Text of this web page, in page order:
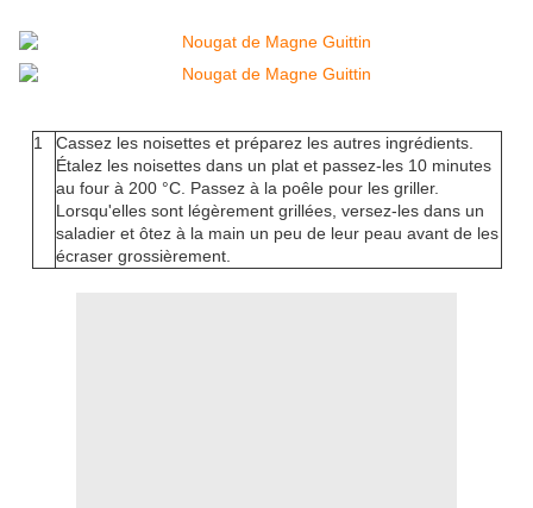
1
Cassez les noisettes et préparez les autres ingrédients.
Étalez les noisettes dans un plat et passez-les 10 minutes
au four à 200 °C. Passez à la poêle pour les griller.
Lorsqu'elles sont légèrement grillées, versez-les dans un
saladier et ôtez à la main un peu de leur peau avant de les
écraser grossièrement.